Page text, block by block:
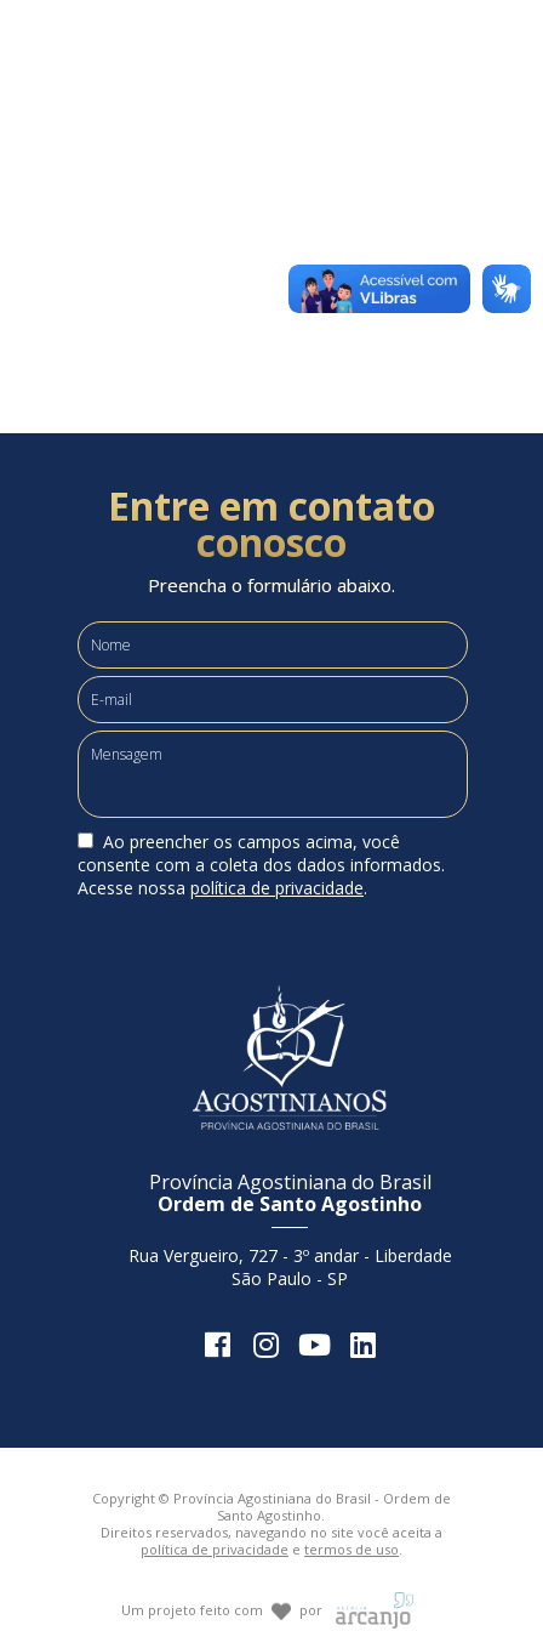
Entre em contato
conosco
Preencha o formulário abaixo.
Ao preencher os campos acima, você
consente com a coleta dos dados informados.
Acesse nossa política de privacidade.
Província Agostiniana do Brasil
Ordem de Santo Agostinho
Rua Vergueiro, 727 - 3º andar - Liberdade
São Paulo - SP
Copyright © Província Agostiniana do Brasil - Ordem de
Santo Agostinho.
Direitos reservados, navegando no site você aceita a
política de privacidade e termos de uso
Um projeto feito com por